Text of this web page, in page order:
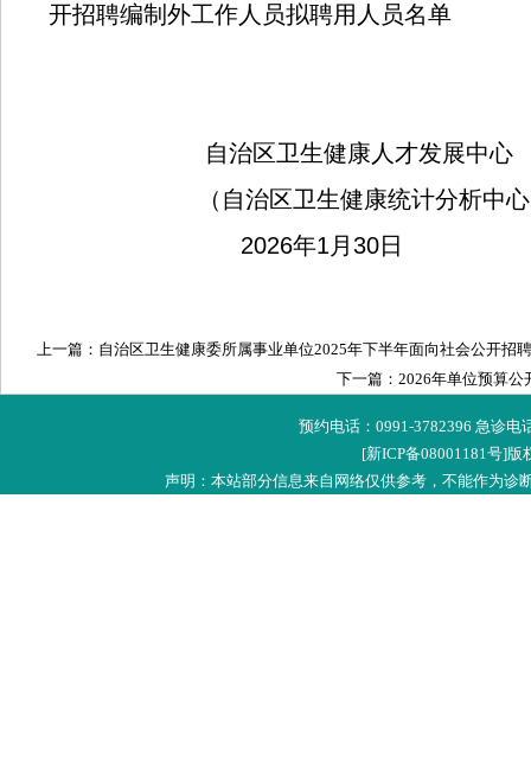
开招聘编制外工作人员拟聘用人员名单
自治区卫生健康人才发展中心
（自治区卫生健康统计分析中心
2026年1月30日
上一篇：自治区卫生健康委所属事业单位2025年下半年面向社会公开招
下一篇：2026年单位预算公
预约电话：0991-3782396 急诊电
[新ICP备08001181号]版
声明：本站部分信息来自网络仅供参考，不能作为诊